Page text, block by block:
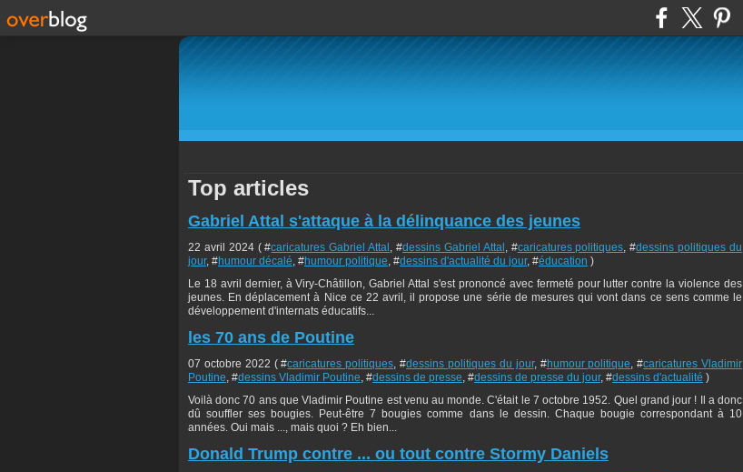
Top articles
Gabriel Attal s'attaque à la délinquance des jeunes
22 avril 2024 ( #caricatures Gabriel Attal , #dessins Gabriel Attal , #caricatures politiques, #dessins politiques du
jour, #humour décalé, #humour politique, #dessins d'actualité du jour, #éducation )
Le 18 avril dernier, à Viry-Châtillon, Gabriel Attal s'est prononcé avec fermeté pour lutter contre la violence des
jeunes. En déplacement à Nice ce 22 avril, il propose une série de mesures qui vont dans ce sens comme le
développement d'internats éducatifs...
les 70 ans de Poutine
07 octobre 2022 ( #caricatures politiques, #dessins politiques du jour, #humour politique, #caricatures Vladimir
Poutine, #dessins Vladimir Poutine, #dessins de presse, #dessins de presse du jour, #dessins d'actualité )
Voilà donc 70 ans que Vladimir Poutine est venu au monde. C'était le 7 octobre 1952. Quel grand jour ! Il a donc
dû souffler ses bougies. Peut-être 7 bougies comme dans le dessin. Chaque bougie correspondant à 10
années. Oui mais ..., mais quoi ? Eh bien...
Donald Trump contre ... ou tout contre Stormy Daniels